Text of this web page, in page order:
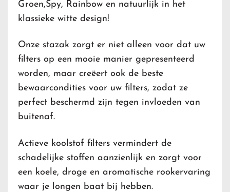
Groen,Spy, Rainbow en natuurlijk in het
klassieke witte design!
Onze stazak zorgt er niet alleen voor dat uw
filters op een mooie manier gepresenteerd
worden, maar creëert ook de beste
bewaarcondities voor uw filters, zodat ze
perfect beschermd zijn tegen invloeden van
buitenaf.
Actieve koolstof filters vermindert de
schadelijke stoffen aanzienlijk en zorgt voor
een koele, droge en aromatische rookervaring
waar je longen baat bij hebben.